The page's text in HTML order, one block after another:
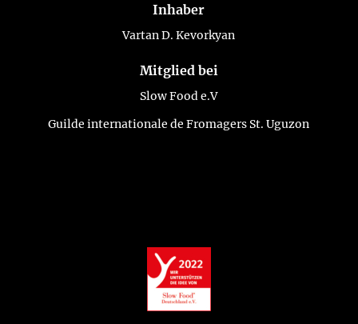
Inhaber
Vartan D. Kevorkyan
Mitglied bei
Slow Food e.V
Guilde internationale de Fromagers St. Uguzon